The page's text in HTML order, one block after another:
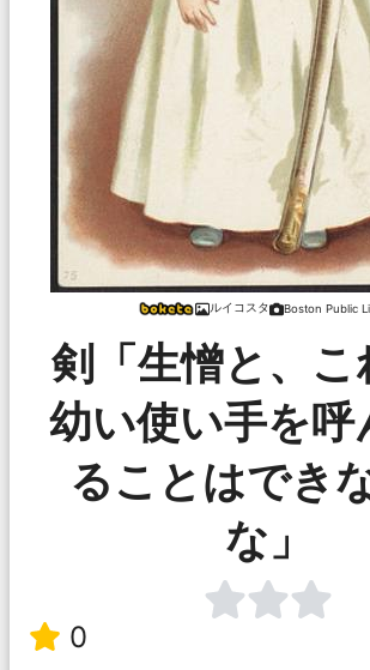
ルイコスタ Boston Public
剣「生憎と、こ
幼い使い手を呼
ることはでき
な」
0